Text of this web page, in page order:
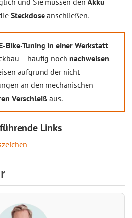
und Sie müssen den Akku
Steckdose anschließen.
E-Bike-Tuning in einer Werkstatt –
– häufig noch nachweisen.
aufgrund der nicht
an den mechanischen
Verschleiß aus.
Links